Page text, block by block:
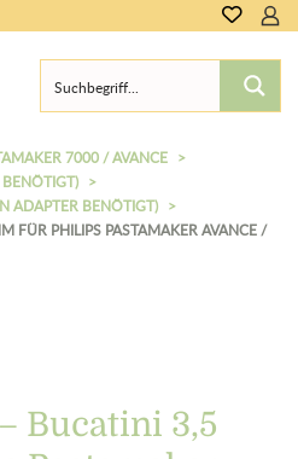
0,00
7000 / AVANCE
ADAPTER BENÖTIGT)
FÜR PHILIPS PASTAMAKER AVANCE /
Bucatini 3,5